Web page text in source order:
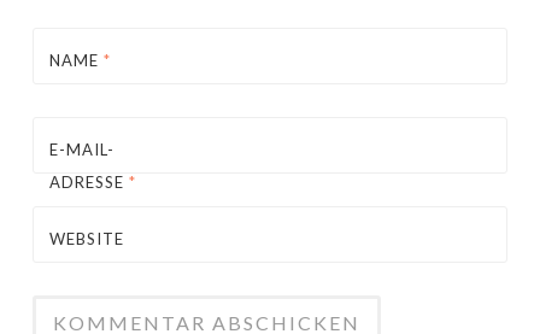
NAME *
E-MAIL-
ADRESSE *
WEBSITE